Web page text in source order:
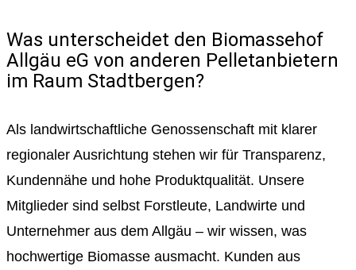
Was unterscheidet den Biomassehof
Allgäu eG von anderen Pelletanbietern
im Raum Stadtbergen?
Als landwirtschaftliche Genossenschaft mit klarer
regionaler Ausrichtung stehen wir für Transparenz,
Kundennähe und hohe Produktqualität. Unsere
Mitglieder sind selbst Forstleute, Landwirte und
Unternehmer aus dem Allgäu – wir wissen, was
hochwertige Biomasse ausmacht. Kunden aus